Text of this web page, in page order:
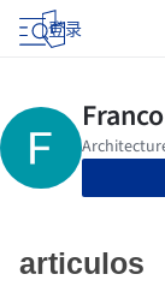
登录
articulos